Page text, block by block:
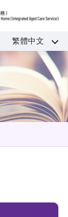
繁體中文